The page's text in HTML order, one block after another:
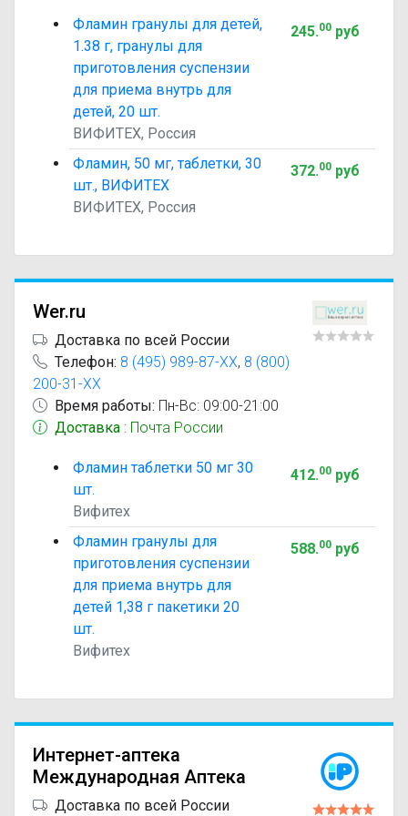
Фламин гранулы для детей,
1.38 г, гранулы для
приготовления суспензии
для приема внутрь для
детей, 20 шт.
ВИФИТЕХ, Россия
245.00руб
Фламин, 50 мг, таблетки, 30
шт., ВИФИТЕХ
ВИФИТЕХ, Россия
372.00руб
Wer.ru
Доставка по всей России
Телефон: 8 (495) 989-87-XX, 8 (800)
200-31-XX
Время работы: Пн-Вс: 09:00-21:00
Доставка : Почта России
Фламин таблетки 50 мг 30
шт.
Вифитех
412.00руб
Фламин гранулы для
приготовления суспензии
для приема внутрь для
детей 1,38 г пакетики 20
шт.
Вифитех
588.00руб
Интернет-аптека
Международная Аптека
Доставка по всей России